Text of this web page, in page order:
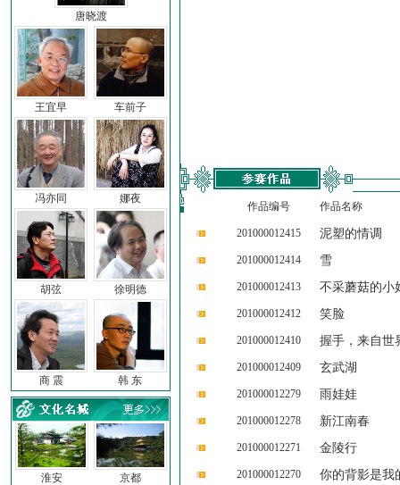
唐晓渡
王宜早 车前子
冯亦同 娜夜
胡弦 徐明德
商 震 韩 东
淮安 京都
作品编号 作品名称
201000012415 泥塑的情调
201000012414 雪
201000012413 不采蘑菇的小
201000012412 笑脸
201000012410 握手，来自世
201000012409 玄武湖
201000012279 雨娃娃
201000012278 新江南春
201000012271 金陵行
201000012270 你的背影是我